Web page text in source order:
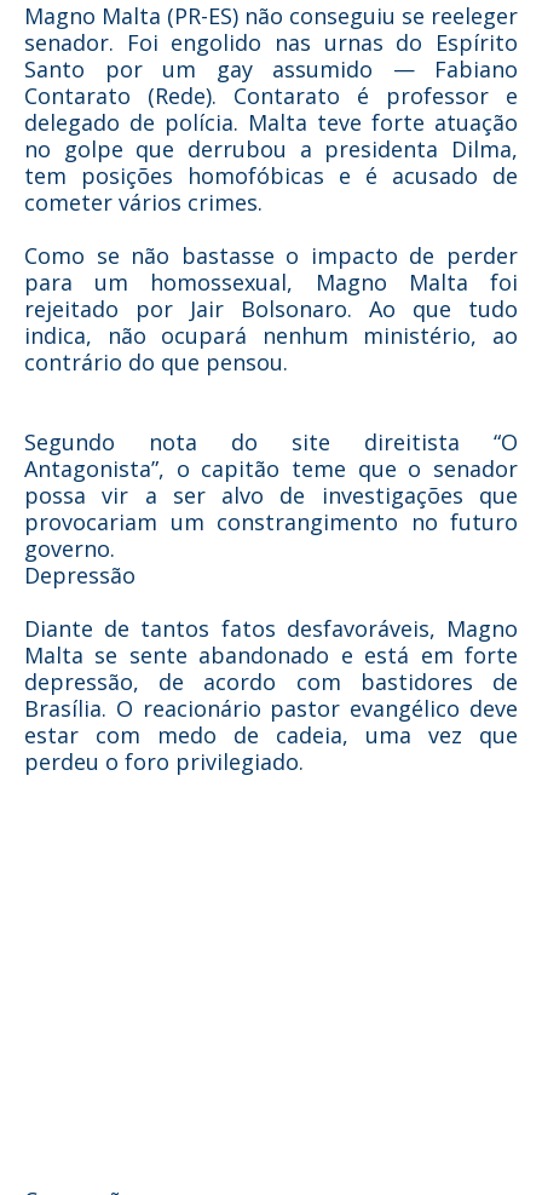
Magno Malta (PR-ES) não conseguiu se reeleger
senador. Foi engolido nas urnas do Espírito
Santo por um gay assumido — Fabiano
Contarato (Rede). Contarato é professor e
delegado de polícia. Malta teve forte atuação
no golpe que derrubou a presidenta Dilma,
tem posições homofóbicas e é acusado de
cometer vários crimes.
Como se não bastasse o impacto de perder
para um homossexual, Magno Malta foi
rejeitado por Jair Bolsonaro. Ao que tudo
indica, não ocupará nenhum ministério, ao
contrário do que pensou.
Segundo nota do site direitista “O
Antagonista”, o capitão teme que o senador
possa vir a ser alvo de investigações que
provocariam um constrangimento no futuro
governo.
Depressão
Diante de tantos fatos desfavoráveis, Magno
Malta se sente abandonado e está em forte
depressão, de acordo com bastidores de
Brasília. O reacionário pastor evangélico deve
estar com medo de cadeia, uma vez que
perdeu o foro privilegiado.